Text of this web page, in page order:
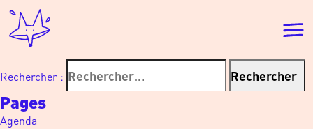
Rechercher :
Pages
Agenda